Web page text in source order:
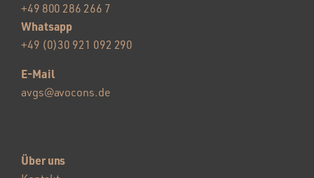
+49 800 286 266 7
Whatsapp
+49 (0)30 921 092 290
E-Mail
avgs@avocons.de
Über uns